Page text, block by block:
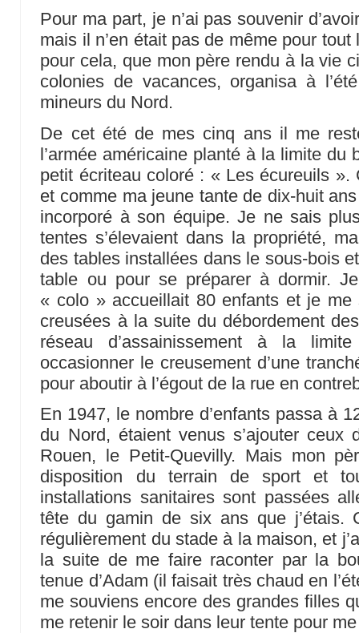
Pour ma part, je n’ai pas souvenir
mais il n’en était pas de même pour tout
pour cela, que mon père rendu à la vie
colonies de vacances, organisa à
mineurs du Nord.
De cet été de mes cinq ans il me
l’armée américaine planté à la limite du
petit écriteau coloré : « Les écureuils ».
et comme ma jeune tante de dix-huit
incorporé à son équipe. Je ne sais
tentes s’élevaient dans la propriété,
des tables installées dans le sous-bois
table ou pour se préparer à dormir.
« colo » accueillait 80 enfants et je
creusées à la suite du débordement
réseau d’assainissement à la
occasionner le creusement d’une
pour aboutir à l’égout de la rue en
En 1947, le nombre d’enfants passa à
du Nord, étaient venus s’ajouter ceux
Rouen, le Petit-Quevilly. Mais mon
disposition du terrain de sport et
installations sanitaires sont passées
tête du gamin de six ans que j’étais.
régulièrement du stade à la maison, et
la suite de me faire raconter par la
tenue d’Adam (il faisait très chaud en
me souviens encore des grandes filles
me retenir le soir dans leur tente pour